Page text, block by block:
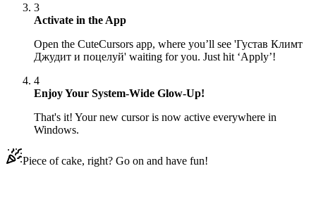
3
Activate in the App
Open the CuteCursors app, where you’ll see 'Густав Климт
Джудит и поцелуй' waiting for you. Just hit ‘Apply’!
4
Enjoy Your System-Wide Glow-Up!
That's it! Your new cursor is now active everywhere in
Windows.
Piece of cake, right? Go on and have fun!